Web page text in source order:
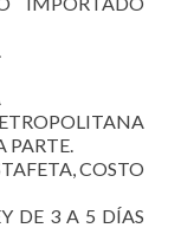
PARTE.
COSTO
DE 3 A 5 DÍAS